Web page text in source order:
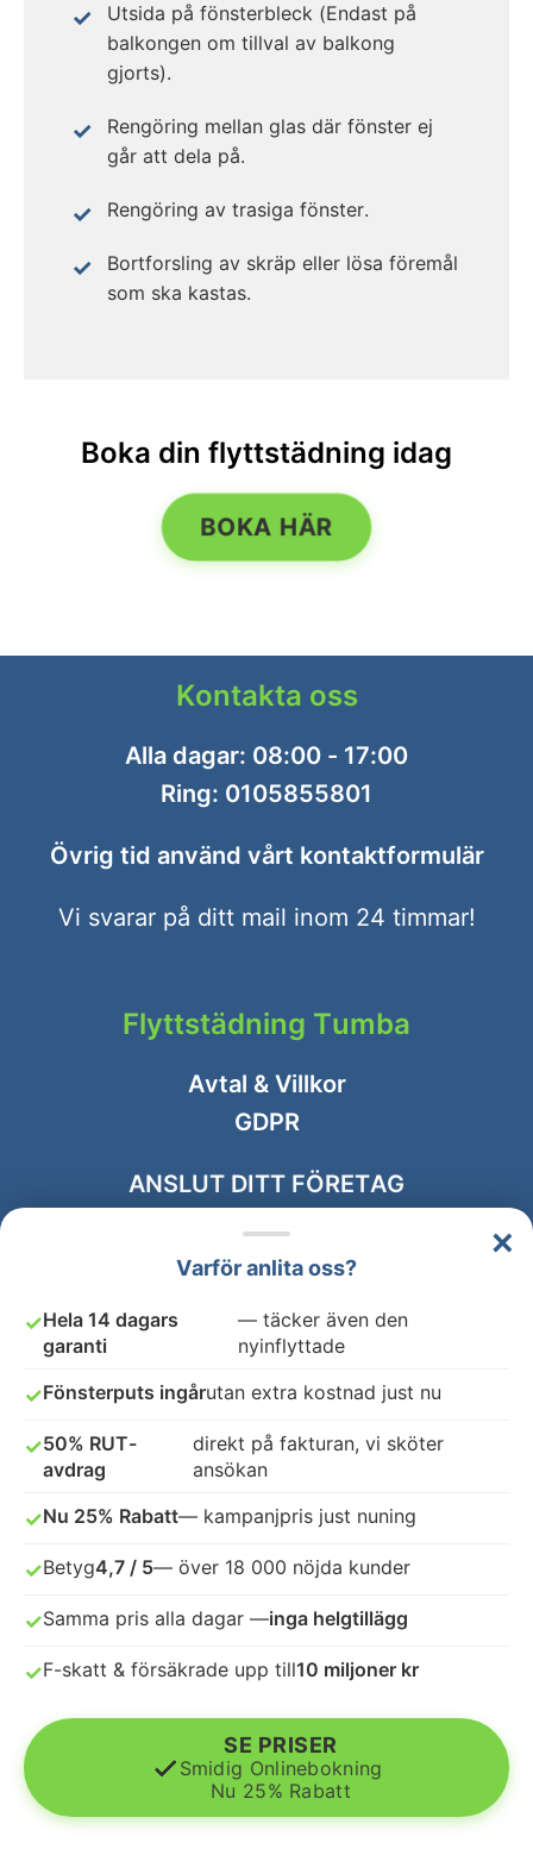
Utsida på fönsterbleck (Endast på
balkongen om tillval av balkong
gjorts).
Rengöring mellan glas där fönster ej
går att dela på.
Rengöring av trasiga fönster.
Bortforsling av skräp eller lösa föremål
som ska kastas.
Boka din flyttstädning idag
BOKA HÄR
Kontakta oss
Alla dagar: 08:00 - 17:00
Ring: 0105855801
Övrig tid använd vårt kontaktformulär
Vi svarar på ditt mail inom 24 timmar!
Flyttstädning Tumba
Avtal & Villkor
GDPR
ANSLUT DITT FÖRETAG
© 2026 Flyttstädning Partner Sverige AB
Alla rättigheter förbehållna.
×
Varför anlita oss?
✓Hela 14 dagars
garanti
— täcker även den
nyinflyttade
✓Fönsterputs ingårutan extra kostnad just nu
✓50% RUT-
avdrag
direkt på fakturan, vi sköter
ansökan
✓Nu 25% Rabatt— kampanjpris just nuning
✓Betyg4,7 / 5— över 18 000 nöjda kunder
✓Samma pris alla dagar —inga helgtillägg
✓F-skatt & försäkrade upp till10 miljoner kr
SE PRISER
Smidig Onlinebokning
Nu 25% Rabatt